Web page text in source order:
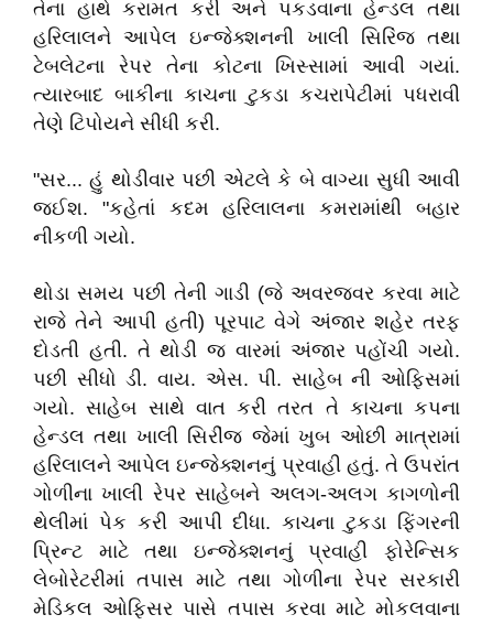
તેના હાથે કરામત કરી અને પકડવાના હેન્ડલ તથા
હરિલાલને આપેલ ઇન્જેક્શનની ખાલી સિરિંજ તથા
ટેબલેટના રેપર તેના કોટના ખિસ્સામાં આવી ગયાં.
ત્યારબાદ બાકીના કાચના ટુકડા કચરાપેટીમાં પધરાવી
તેણે ટિપોયને સીધી કરી.
"સર... હું થોડીવાર પછી એટલે કે બે વાગ્યા સુધી આવી
જઈશ. "કહેતાં કદમ હરિલાલના કમરામાંથી બહાર
નીકળી ગયો.
થોડા સમય પછી તેની ગાડી (જે અવરજવર કરવા માટે
રાજે તેને આપી હતી) પૂરપાટ વેગે અંજાર શહેર તરફ
દોડતી હતી. તે થોડી જ વારમાં અંજાર પહોંચી ગયો.
પછી સીધો ડી. વાય. એસ. પી. સાહેબ ની ઓફિસમાં
ગયો. સાહેબ સાથે વાત કરી તરત તે કાચના કપના
હેન્ડલ તથા ખાલી સિરીંજ જેમાં ખુબ ઓછી માત્રામાં
હરિલાલને આપેલ ઇન્જેક્શનનું પ્રવાહી હતું. તે ઉપરાંત
ગોળીના ખાલી રેપર સાહેબને અલગ-અલગ કાગળોની
થેલીમાં પેક કરી આપી દીધા. કાચના ટુકડા ફિંગરની
પ્રિન્ટ માટે તથા ઇન્જેક્શનનું પ્રવાહી ફોરેન્સિક
લેબોરેટરીમાં તપાસ માટે તથા ગોળીના રેપર સરકારી
મેડિકલ ઓફિસર પાસે તપાસ કરવા માટે મોકલવાના